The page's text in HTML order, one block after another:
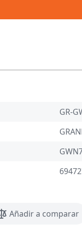
GR-
Añadir a comparar